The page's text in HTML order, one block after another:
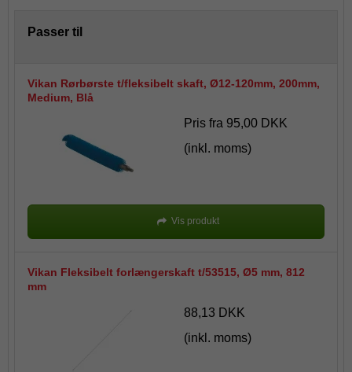
Passer til
Vikan Rørbørste t/fleksibelt skaft, Ø12-120mm, 200mm,
Medium, Blå
Pris fra 95,00 DKK
(inkl. moms)
Vis produkt
Vikan Fleksibelt forlængerskaft t/53515, Ø5 mm, 812
mm
88,13 DKK
(inkl. moms)